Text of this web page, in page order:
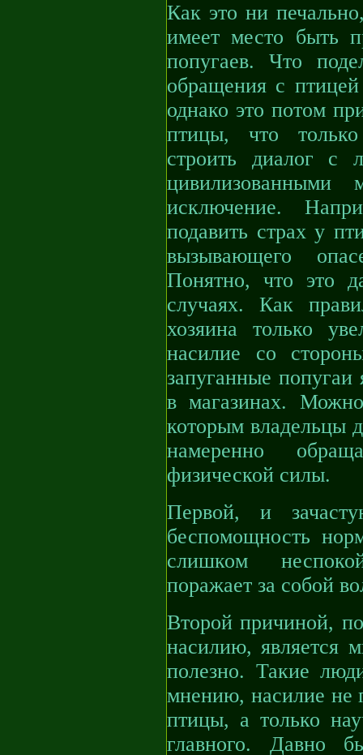
Как это ни
имеет место быть
попугаев. Что
обращения с птицей
однако это потом
птицы, что только
строить диалог с
исключение.
подавить страх у
вызывающего
Понятно, что это
случаях. Как
хозяина только
насилие со
запуганные
в магазинах.
которым владельцы
намеренно
физической силы.
Первой, и
беспомощность
слишком
поражает за собой
Второй причиной,
насилию, является
полезно. Такие
мнению, насилие не
птицы, а только
главного. Давно